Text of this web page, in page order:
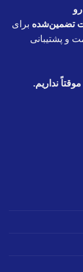
تضمین‌شده برای
و پشتیبانی
نداریم.